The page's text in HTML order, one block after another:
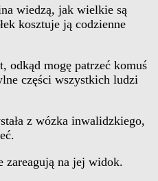
wiedzą, jak wielkie są
kosztuje ją codzienne
odkąd mogę patrzeć komuś
części wszystkich ludzi
z wózka inwalidzkiego,
zareagują na jej widok.